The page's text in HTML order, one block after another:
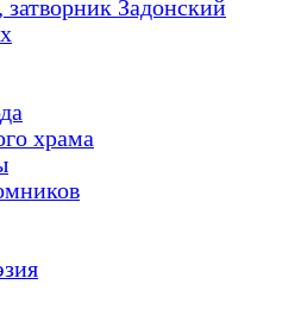
затворник Задонский
храма